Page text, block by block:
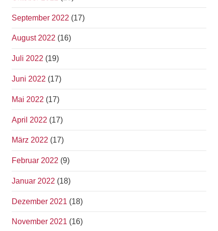
September 2022 (17)
August 2022 (16)
Juli 2022 (19)
Juni 2022 (17)
Mai 2022 (17)
April 2022 (17)
März 2022 (17)
Februar 2022 (9)
Januar 2022 (18)
Dezember 2021 (18)
November 2021 (16)